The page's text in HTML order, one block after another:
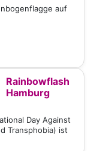
auf
Rainbowflash
Hamburg
Day Against
Transphobia) ist